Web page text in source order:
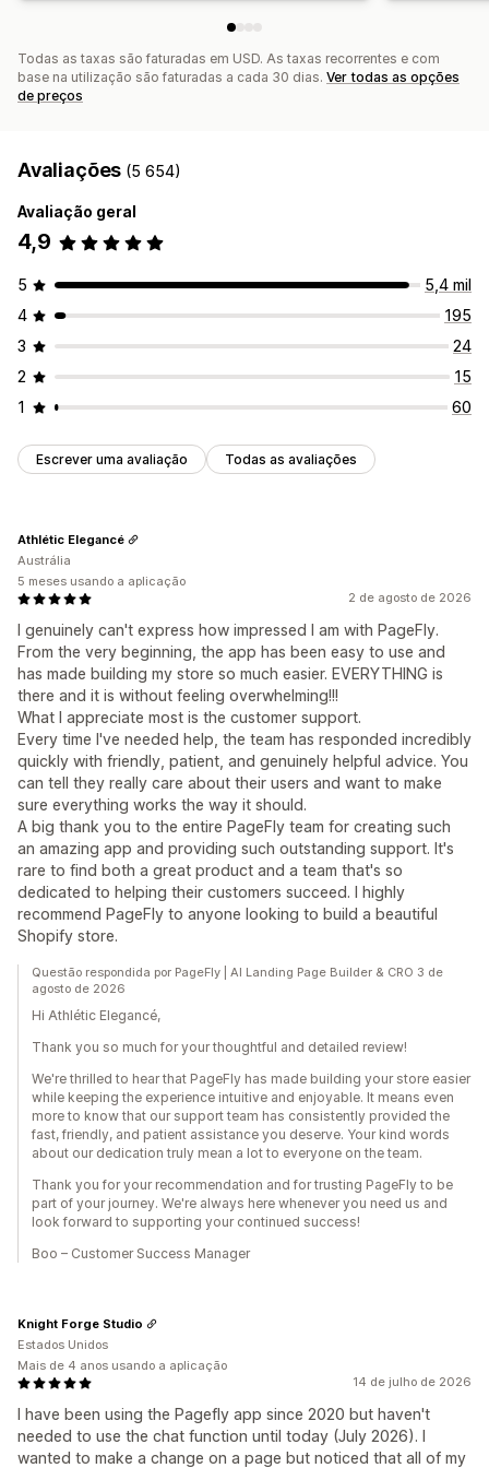
Todas as taxas são faturadas em USD. As taxas recorrentes e com
base na utilização são faturadas a cada 30 dias. Ver todas as opções
de preços
Avaliações (5 654)
Avaliação geral
4,9
5
5,4 mil
4
195
3
24
2
15
1
60
Escrever uma avaliação Todas as avaliações
2 de agosto de 2026
I genuinely can't express how impressed I am with PageFly.
From the very beginning, the app has been easy to use and
has made building my store so much easier. EVERYTHING is
there and it is without feeling overwhelming!!!
What I appreciate most is the customer support.
Every time I've needed help, the team has responded incredibly
quickly with friendly, patient, and genuinely helpful advice. You
can tell they really care about their users and want to make
sure everything works the way it should.
A big thank you to the entire PageFly team for creating such
an amazing app and providing such outstanding support. It's
rare to find both a great product and a team that's so
dedicated to helping their customers succeed. I highly
recommend PageFly to anyone looking to build a beautiful
Shopify store.
Athlétic Elegancé
Austrália
5 meses usando a aplicação
Questão respondida por PageFly | AI Landing Page Builder & CRO 3 de
agosto de 2026
Hi Athlétic Elegancé,
Thank you so much for your thoughtful and detailed review!
We're thrilled to hear that PageFly has made building your store easier
while keeping the experience intuitive and enjoyable. It means even
more to know that our support team has consistently provided the
fast, friendly, and patient assistance you deserve. Your kind words
about our dedication truly mean a lot to everyone on the team.
Thank you for your recommendation and for trusting PageFly to be
part of your journey. We're always here whenever you need us and
look forward to supporting your continued success!
Boo – Customer Success Manager
14 de julho de 2026
I have been using the Pagefly app since 2020 but haven't
needed to use the chat function until today (July 2026). I
wanted to make a change on a page but noticed that all of my
Knight Forge Studio
Estados Unidos
Mais de 4 anos usando a aplicação